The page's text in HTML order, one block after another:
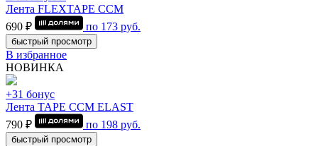
Лента FLEXTAPE CCM
690 ₽
по 173 руб.
быстрый просмотр
В избранное
НОВИНКА
+31 бонус
Лента TAPE CCM ELAST
790 ₽
по 198 руб.
быстрый просмотр